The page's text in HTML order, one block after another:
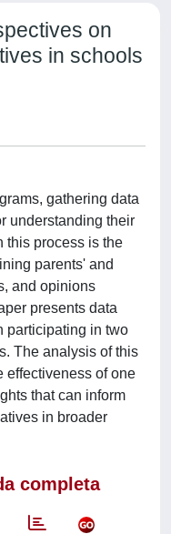
on
in schools
gathering data
understanding their
this process is the
parents' and
and opinions
presents data
participating in two
The analysis of this
effectiveness of one
that can inform
in broader
completa